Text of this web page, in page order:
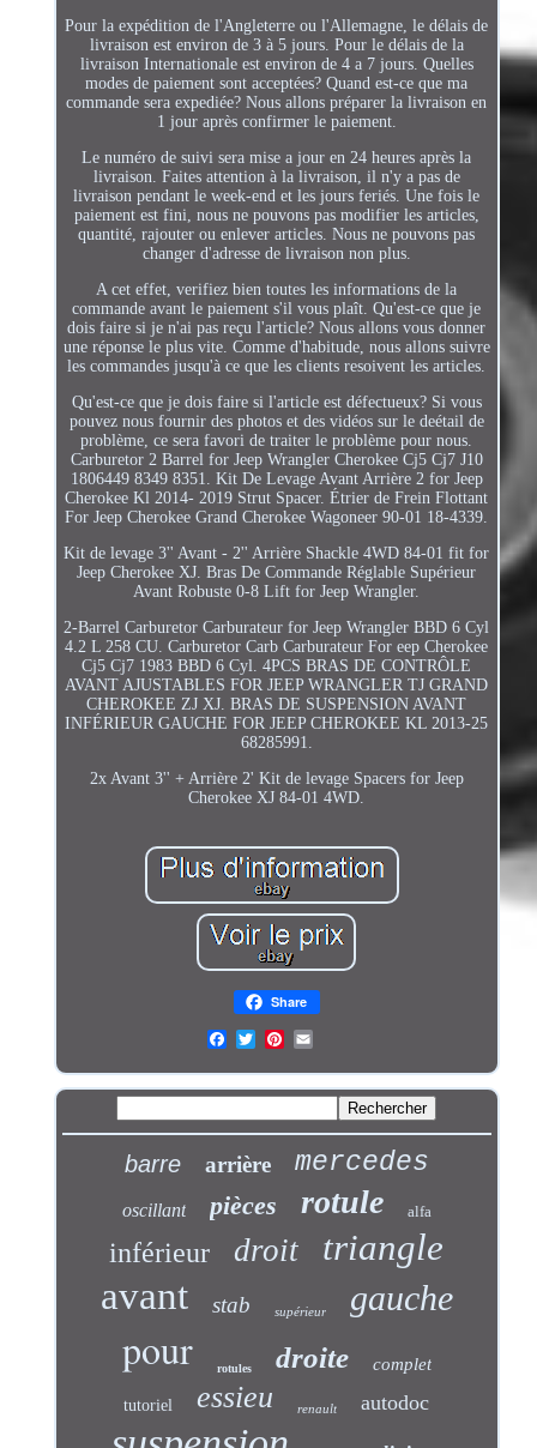
Pour la expédition de l'Angleterre ou l'Allemagne, le délais de
livraison est environ de 3 à 5 jours. Pour le délais de la
livraison Internationale est environ de 4 a 7 jours. Quelles
modes de paiement sont acceptées? Quand est-ce que ma
commande sera expediée? Nous allons préparer la livraison en
1 jour après confirmer le paiement.
Le numéro de suivi sera mise a jour en 24 heures après la
livraison. Faites attention à la livraison, il n'y a pas de
livraison pendant le week-end et les jours feriés. Une fois le
paiement est fini, nous ne pouvons pas modifier les articles,
quantité, rajouter ou enlever articles. Nous ne pouvons pas
changer d'adresse de livraison non plus.
A cet effet, verifiez bien toutes les informations de la
commande avant le paiement s'il vous plaît. Qu'est-ce que je
dois faire si je n'ai pas reçu l'article? Nous allons vous donner
une réponse le plus vite. Comme d'habitude, nous allons suivre
les commandes jusqu'à ce que les clients resoivent les articles.
Qu'est-ce que je dois faire si l'article est défectueux? Si vous
pouvez nous fournir des photos et des vidéos sur le deétail de
problème, ce sera favori de traiter le problème pour nous.
Carburetor 2 Barrel for Jeep Wrangler Cherokee Cj5 Cj7 J10
1806449 8349 8351. Kit De Levage Avant Arrière 2 for Jeep
Cherokee Kl 2014- 2019 Strut Spacer. Étrier de Frein Flottant
For Jeep Cherokee Grand Cherokee Wagoneer 90-01 18-4339.
Kit de levage 3'' Avant - 2'' Arrière Shackle 4WD 84-01 fit for
Jeep Cherokee XJ. Bras De Commande Réglable Supérieur
Avant Robuste 0-8 Lift for Jeep Wrangler.
2-Barrel Carburetor Carburateur for Jeep Wrangler BBD 6 Cyl
4.2 L 258 CU. Carburetor Carb Carburateur For eep Cherokee
Cj5 Cj7 1983 BBD 6 Cyl. 4PCS BRAS DE CONTRÔLE
AVANT AJUSTABLES FOR JEEP WRANGLER TJ GRAND
CHEROKEE ZJ XJ. BRAS DE SUSPENSION AVANT
INFÉRIEUR GAUCHE FOR JEEP CHEROKEE KL 2013-25
68285991.
2x Avant 3'' + Arrière 2' Kit de levage Spacers for Jeep
Cherokee XJ 84-01 4WD.
Share
barre arrière mercedes
oscillant pièces rotule alfa
inférieur droit triangle
avant stab supérieur gauche
pour rotules droite complet
tutoriel essieu renault autodoc